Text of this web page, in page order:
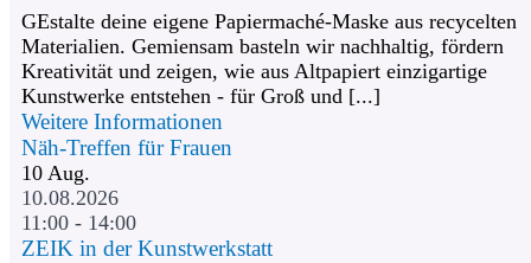
GEstalte deine eigene Papiermaché-Maske aus recycelten
Materialien. Gemiensam basteln wir nachhaltig, fördern
Kreativität und zeigen, wie aus Altpapiert einzigartige
Kunstwerke entstehen - für Groß und [...]
Weitere Informationen
Näh-Treffen für Frauen
10 Aug.
10.08.2026
11:00 - 14:00
ZEIK in der Kunstwerkstatt